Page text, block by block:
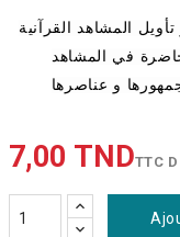
المشاهد القرآنية
في المشاهد
و عناصرها
7,00 TNDTTC